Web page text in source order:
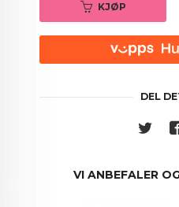
KJØP
DEL
VI ANBEFALER